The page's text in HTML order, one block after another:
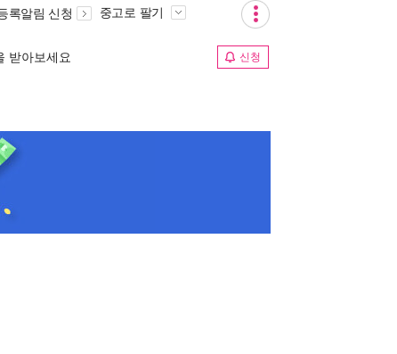
록알림 신청 중고로 팔기
받아보세요 신청